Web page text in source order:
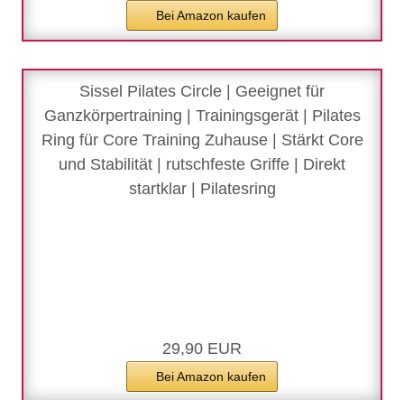
Bei Amazon kaufen
Sissel Pilates Circle | Geeignet für
Ganzkörpertraining | Trainingsgerät | Pilates
Ring für Core Training Zuhause | Stärkt Core
und Stabilität | rutschfeste Griffe | Direkt
startklar | Pilatesring
29,90 EUR
Bei Amazon kaufen